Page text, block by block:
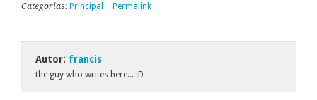
Categorias: Principal Permalink
Autor: francis
the guy who writes here... :D